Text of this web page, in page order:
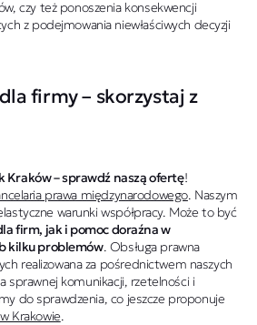
czy też ponoszenia konsekwencji
z podejmowania niewłaściwych decyzji
firmy – skorzystaj z
Kraków – sprawdź naszą ofertę!
prawa międzynarodowego. Naszym
warunki współpracy. Może to być
firm, jak i pomoc doraźna w
kilku problemów. Obsługa prawna
realizowana za pośrednictwem naszych
sprawnej komunikacji, rzetelności i
do sprawdzenia, co jeszcze proponuje
Krakowie.